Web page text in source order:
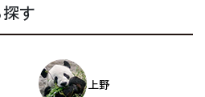
す
上野